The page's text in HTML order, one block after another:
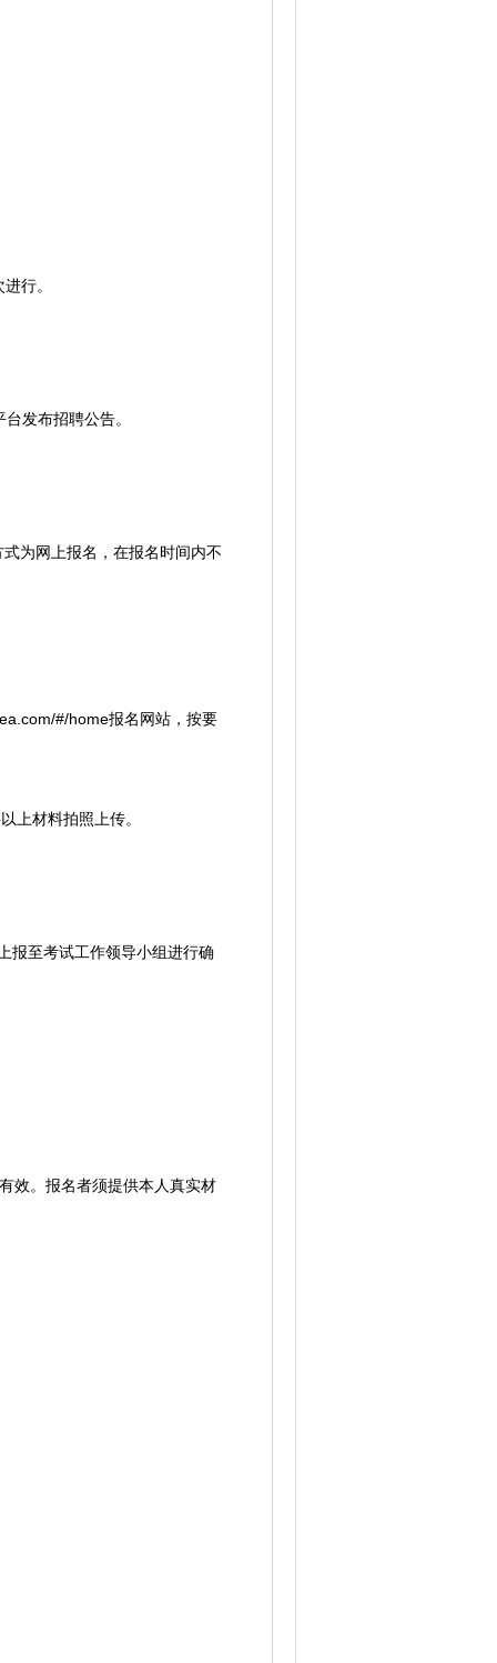
行。
发布招聘公告。
为网上报名，在报名时间内不
#/home报名网站，按要
材料拍照上传。
至考试工作领导小组进行确
。报名者须提供本人真实材